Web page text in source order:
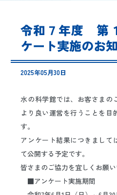
水のラーニン
お問い
日本語 ENGLISH
令和７年度 第
ケート実施のお
2025年05月30日
水の科学館では、お客さまの
より良い運営を行うことを目
す。
アンケート結果につきまして
て公開する予定です。
皆さまのご協力を宜しくお願い
■アンケート実施期間